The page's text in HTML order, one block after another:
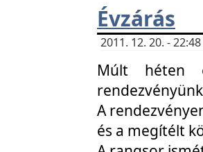
Évzárás
2011. 12. 20. -
Múlt héten
A
és a megítélt